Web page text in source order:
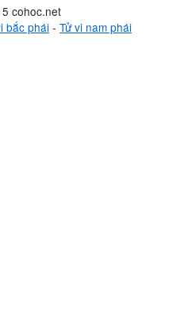
cohoc.net
bắc phái- Tử vi nam phái